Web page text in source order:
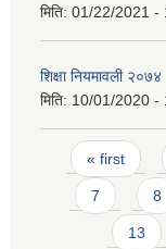
मिति: 01/22/2021 -
शिक्षा नियमावली २०७४
मिति: 10/01/2020 -
Pages
« first
7 8
13